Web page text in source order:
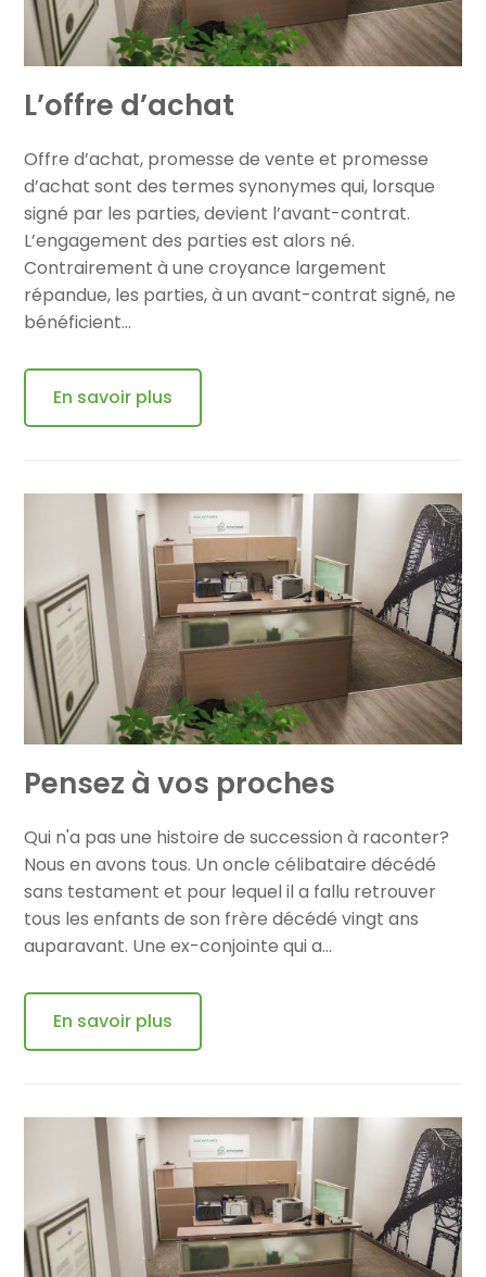
L’offre d’achat
Offre d’achat, promesse de vente et promesse
d’achat sont des termes synonymes qui, lorsque
signé par les parties, devient l’avant-contrat.
L’engagement des parties est alors né.
Contrairement à une croyance largement
répandue, les parties, à un avant-contrat signé, ne
bénéficient…
En savoir plus
Pensez à vos proches
Qui n'a pas une histoire de succession à raconter?
Nous en avons tous. Un oncle célibataire décédé
sans testament et pour lequel il a fallu retrouver
tous les enfants de son frère décédé vingt ans
auparavant. Une ex-conjointe qui a…
En savoir plus